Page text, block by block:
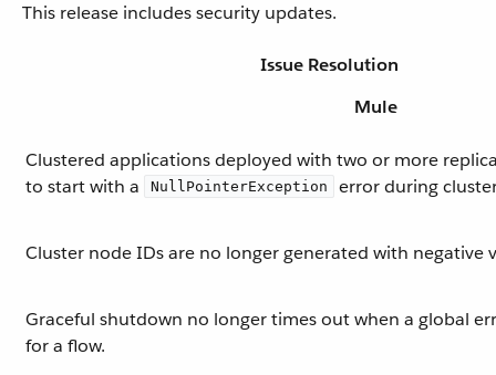
This release includes security updates.
Issue Resolution
Mule
Clustered applications deployed with two or more
to start with a
NullPointerException error during
Cluster node IDs are no longer generated with negative
Graceful shutdown no longer times out when a global
for a flow.